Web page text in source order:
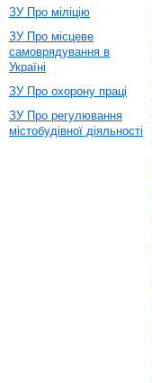
ЗУ Про міліцію
ЗУ Про місцеве
самоврядування в
Україні
ЗУ Про охорону праці
ЗУ Про регулювання
містобудівної діяльності